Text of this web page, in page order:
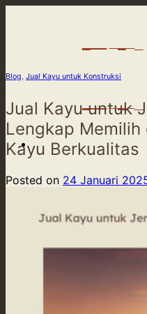
Blog, Jual Kayu untuk Konstruksi
Jual Kayu untuk
Lengkap
Kayu Berkualitas
Posted on 24 Januari